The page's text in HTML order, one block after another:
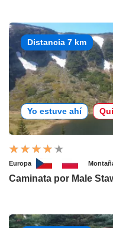
Distancia 7 km
Yo estuve ahí
Europa
Caminata por Male